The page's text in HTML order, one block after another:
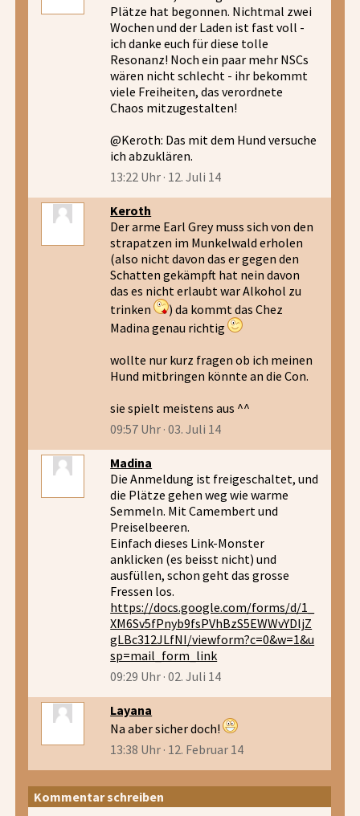
Plätze hat begonnen. Nichtmal zwei
Wochen und der Laden ist fast voll -
ich danke euch für diese tolle
Resonanz! Noch ein paar mehr NSCs
wären nicht schlecht - ihr bekommt
viele Freiheiten, das verordnete
Chaos mitzugestalten!
@Keroth: Das mit dem Hund versuche
ich abzuklären.
13:22 Uhr · 12. Juli 14
Keroth
Der arme Earl Grey muss sich von den
strapatzen im Munkelwald erholen
(also nicht davon das er gegen den
Schatten gekämpft hat nein davon
das es nicht erlaubt war Alkohol zu
trinken
) da kommt das Chez
Madina genau richtig
wollte nur kurz fragen ob ich meinen
Hund mitbringen könnte an die Con.
sie spielt meistens aus ^^
09:57 Uhr · 03. Juli 14
Madina
Die Anmeldung ist freigeschaltet, und
die Plätze gehen weg wie warme
Semmeln. Mit Camembert und
Preiselbeeren.
Einfach dieses Link-Monster
anklicken (es beisst nicht) und
ausfüllen, schon geht das grosse
Fressen los.
https://docs.google.com/forms/d/1_
XM6Sv5fPnyb9fsPVhBzS5EWWvYDljZ
gLBc312JLfNI/viewform?c=0&w=1&u
sp=mail_form_link
09:29 Uhr · 02. Juli 14
Layana
Na aber sicher doch!
13:38 Uhr · 12. Februar 14
Kommentar schreiben